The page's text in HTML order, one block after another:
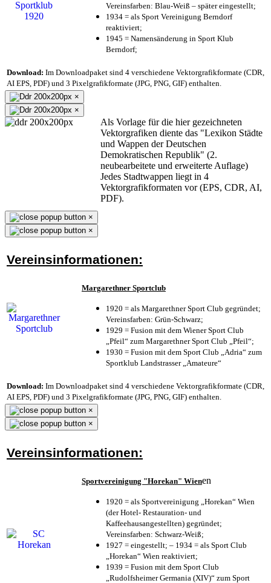
Vereinsfarben: Blau-Weiß – später eingestellt;
1934 = als Sport Vereinigung Berndorf
reaktiviert;
1945 = Namensänderung in Sport Klub
Berndorf;
Download: Im Downloadpaket sind 4 verschiedene Vektorgrafikformate (CDR,
AI EPS, PDF) und 3 Pixelgrafikformate (JPG, PNG, GIF) enthalten.
×
×
Als Vorlage für die hier gezeichneten
Vektorgrafiken diente das "Lexikon Städte
und Wappen der Deutschen
Demokratischen Republik" (2.
neubearbeitete und erweiterte Auflage)
Jedes Stadtwappen liegt in 4
Vektorgrafikformaten vor (EPS, CDR, AI,
PDF).
×
×
Vereinsinformationen:
Margarethner Sportclub
1920 = als Margarethner Sport Club gegründet;
Vereinsfarben: Grün-Schwarz;
1929 = Fusion mit dem Wiener Sport Club
„Pfeil“ zum Margarethner Sport Club „Pfeil“;
1930 = Fusion mit dem Sport Club „Adria“ zum
Sportklub Landstrasser „Amateure“
Download: Im Downloadpaket sind 4 verschiedene Vektorgrafikformate (CDR,
AI EPS, PDF) und 3 Pixelgrafikformate (JPG, PNG, GIF) enthalten.
×
×
Vereinsinformationen:
Sportvereinigung "Horekan" Wienen
1920 = als Sportvereinigung „Horekan“ Wien
(der Hotel- Restauration- und
Kaffeehausangestellten) gegründet;
Vereinsfarben: Schwarz-Weiß;
1927 = eingestellt; – 1934 = als Sport Club
„Horekan“ Wien reaktiviert;
1939 = Fusion mit dem Sport Club
„Rudolfsheimer Germania (XIV)“ zum Sport